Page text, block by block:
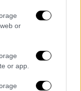
or
or app.
να
η